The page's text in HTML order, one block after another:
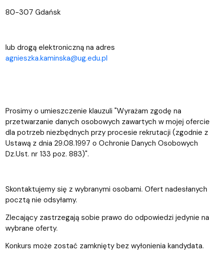
80-307 Gdańsk
lub drogą elektroniczną na adres
agnieszka.kaminska@ug.edu.pl
Prosimy o umieszczenie klauzuli "Wyrażam zgodę na
przetwarzanie danych osobowych zawartych w mojej ofercie
dla potrzeb niezbędnych przy procesie rekrutacji (zgodnie z
Ustawą z dnia 29.08.1997 o Ochronie Danych Osobowych
Dz.Ust. nr 133 poz. 883)".
Skontaktujemy się z wybranymi osobami. Ofert nadesłanych
pocztą nie odsyłamy.
Zlecający zastrzegają sobie prawo do odpowiedzi jedynie na
wybrane oferty.
Konkurs może zostać zamknięty bez wyłonienia kandydata.